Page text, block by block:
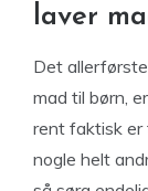
laver
Det
mad til børn,
rent faktisk er
nogle helt